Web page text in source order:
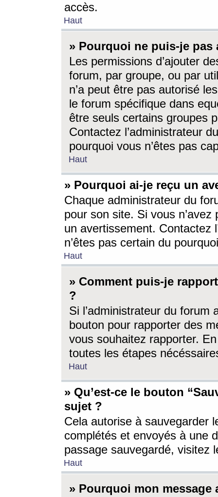
accès.
Haut
» Pourquoi ne puis-je
Les permissions d’ajouter
forum, par groupe, ou par
n’a peut être pas autorisé
le forum spécifique dans
être seuls certains groupes
Contactez l’administrateur
pourquoi vous n’êtes pas
Haut
» Pourquoi ai-je reçu un
Chaque administrateur du
pour son site. Si vous
un avertissement. Contactez
n’êtes pas certain du
Haut
» Comment puis-je
?
Si l’administrateur du forum
bouton pour rapporter des
vous souhaitez rapporter.
toutes les étapes
Haut
» Qu’est-ce le bouton
sujet ?
Cela autorise à sauvegarder
complétés et envoyés à une
passage sauvegardé, visitez
Haut
» Pourquoi mon message